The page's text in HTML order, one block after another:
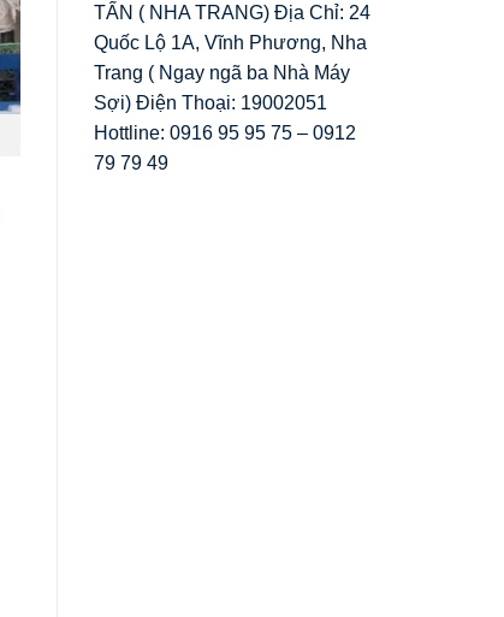
TẤN ( NHA TRANG) Địa Chỉ: 24
Quốc Lộ 1A, Vĩnh Phương, Nha
Trang ( Ngay ngã ba Nhà Máy
Sợi) Điện Thoại: 19002051
Hottline: 0916 95 95 75 – 0912
79 79 49